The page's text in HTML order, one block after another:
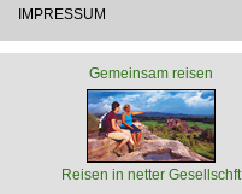
IMPRESSUM
Gemeinsam reisen
Reisen in netter Gesellschft